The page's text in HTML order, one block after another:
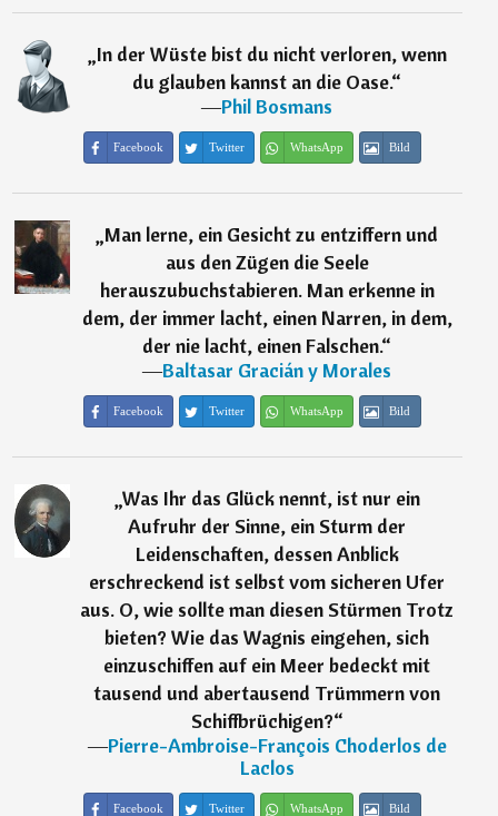
„In der Wüste bist du nicht verloren, wenn
du glauben kannst an die Oase.“
―Phil Bosmans
Facebook Twitter WhatsApp Bild
„Man lerne, ein Gesicht zu entziffern und
aus den Zügen die Seele
herauszubuchstabieren. Man erkenne in
dem, der immer lacht, einen Narren, in dem,
der nie lacht, einen Falschen.“
―Baltasar Gracián y Morales
Facebook Twitter WhatsApp Bild
„Was Ihr das Glück nennt, ist nur ein
Aufruhr der Sinne, ein Sturm der
Leidenschaften, dessen Anblick
erschreckend ist selbst vom sicheren Ufer
aus. O, wie sollte man diesen Stürmen Trotz
bieten? Wie das Wagnis eingehen, sich
einzuschiffen auf ein Meer bedeckt mit
tausend und abertausend Trümmern von
Schiffbrüchigen?“
―Pierre-Ambroise-François Choderlos de
Laclos
Facebook Twitter WhatsApp Bild